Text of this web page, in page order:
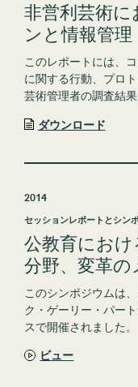
非営利芸術
ンと情報管理
このレポートには、
に関する行動、プロ
芸術管理者の調査結
ダウンロード
2014
セッションレポートとシン
公教育におけ
分野、変革
このシンポジウムは
ク・ゲーリー・パー
スで開催されました。
ビュー